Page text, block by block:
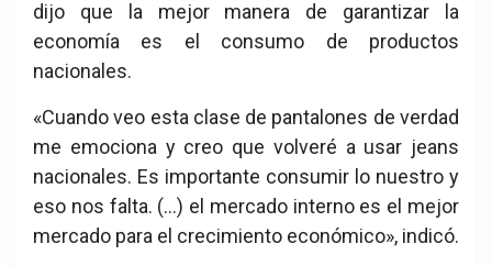
dijo que la mejor manera de garantizar la
economía es el consumo de productos
nacionales.
«Cuando veo esta clase de pantalones de verdad
me emociona y creo que volveré a usar jeans
nacionales. Es importante consumir lo nuestro y
eso nos falta. (…) el mercado interno es el mejor
mercado para el crecimiento económico», indicó.